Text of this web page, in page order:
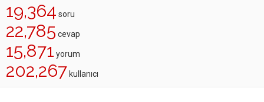
19,364 soru
22,785 cevap
15,871 yorum
202,267 kullanıcı